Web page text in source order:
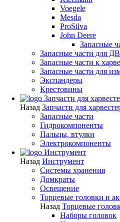
Voegele
Mesda
ProSilva
John Deere
Запасные
Запасные части для
Запасные части к
Запасные части для
Экспандеры
Крестовины
Запчасти для
Назад Запчасти для
Запасные части
Гидрокомпоненты
Пальцы, втулки
Электрокомпоненты
Инструмент
Назад Инструмент
Системы хранения
Домкраты
Освещение
Торцевые головки и
Назад Торцевые
Наборы головок